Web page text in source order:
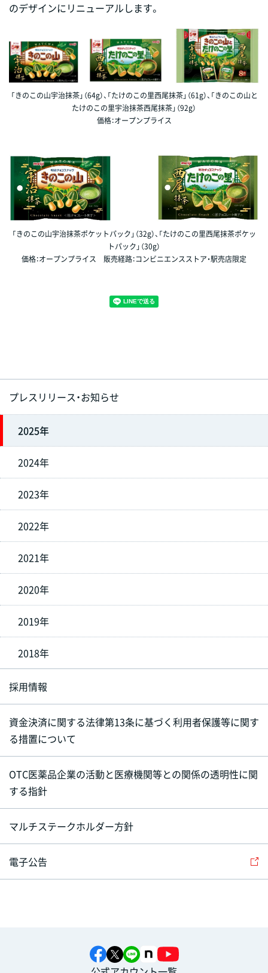
のデザインにリニューアルします。
「きのこの山宇治抹茶」（64g）、「たけのこの里西尾抹茶」（61g）、「きのこの山と
たけのこの里宇治抹茶西尾抹茶」（92g）
価格：オープンプライス
「きのこの山宇治抹茶ポケットパック」（32g）、「たけのこの里西尾抹茶ポケッ
トパック」（30g）
価格：オープンプライス 販売経路：コンビニエンスストア・駅売店限定
プレスリリース・お知らせ
2025年
2024年
2023年
2022年
2021年
2020年
2019年
2018年
採用情報
資金決済に関する法律第13条に基づく利用者保護等に関す
る措置について
OTC医薬品企業の活動と医療機関等との関係の透明性に関
する指針
マルチステークホルダー方針
電子公告